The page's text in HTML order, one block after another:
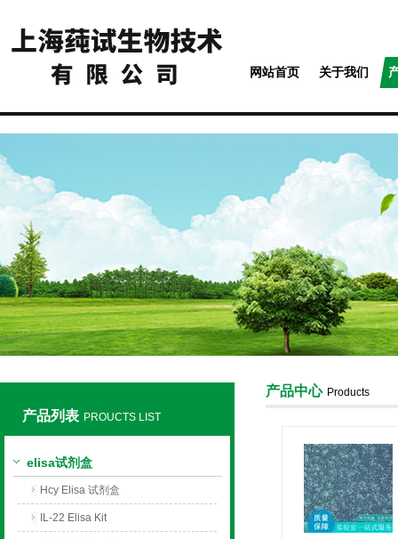
网站首页 关于我们
产品列表 PROUCTS LIST
elisa试剂盒
Hcy Elisa 试剂盒
IL-22 Elisa Kit
产品中心 Products